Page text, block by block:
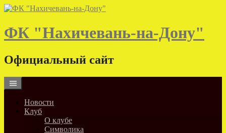
Skip
content
ФК "Нахичевань-на-Дону"
Официальный сайт
Новости
Клуб
О клубе
Символика